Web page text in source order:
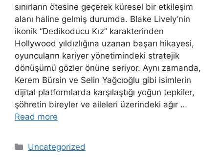
sınırların ötesine geçerek küresel bir etkileşim
alanı haline gelmiş durumda. Blake Lively’nin
ikonik “Dedikoducu Kız” karakterinden
Hollywood yıldızlığına uzanan başarı hikayesi,
oyuncuların kariyer yönetimindeki stratejik
dönüşümü gözler önüne seriyor. Aynı zamanda,
Kerem Bürsin ve Selin Yağcıoğlu gibi isimlerin
dijital platformlarda karşılaştığı yoğun tepkiler,
şöhretin bireyler ve aileleri üzerindeki ağır …
Read more
Categories
Uncategorized